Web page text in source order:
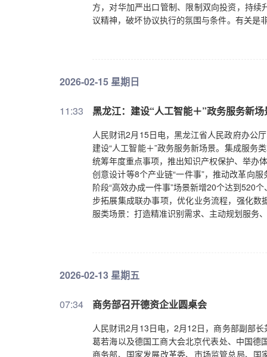
方，对华加严出口管制、限制双向投资，持
议精神，破坏协议执行的氛围与条件。有关是
掘双方利益契合点，共同“向前看”。如果美方
2026-02-15 星期日
11:33 黑龙江：建设“人工智能＋”政务服务新场
人民财讯2月15日电，黑龙江省人民政府办公
建设“人工智能＋”政务服务新场景。集成服务
统筹年度重点事项，推出知识产权保护、举办
创意设计等8个产业链“一件事”，推动改革向
阶段“高效办成一件事”场景新增20个达到520
步拓展集成联办事项，优化业务流程，强化
服类场景：打造精准识别需求、主动规划服务
2026-02-13 星期五
07:34 商务部召开德资企业圆桌会
人民财讯2月13日电，2月12日，商务部副部
葛若海以及德国工商大会北京代表处、中国
商务部、国家发展改革委、市场监管总局、